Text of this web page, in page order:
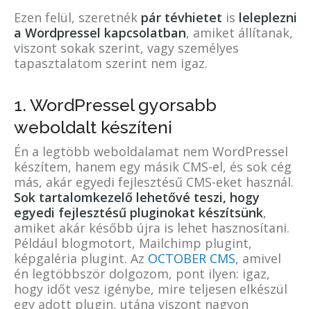
Ezen felül, szeretnék pár tévhietet is leleplezni
a Wordpressel kapcsolatban, amiket állítanak,
viszont sokak szerint, vagy személyes
tapasztalatom szerint nem igaz.
1. WordPressel gyorsabb
weboldalt készíteni
Én a legtöbb weboldalamat nem WordPressel
készítem, hanem egy másik CMS-el, és sok cég
más, akár egyedi fejlesztésű CMS-eket használ.
Sok tartalomkezelő lehetővé teszi, hogy
egyedi fejlesztésű pluginokat készítsünk,
amiket akár később újra is lehet hasznosítani.
Például blogmotort, Mailchimp plugint,
képgaléria plugint. Az OCTOBER CMS, amivel
én legtöbbször dolgozom, pont ilyen: igaz,
hogy időt vesz igénybe, mire teljesen elkészül
egy adott plugin, utána viszont nagyon